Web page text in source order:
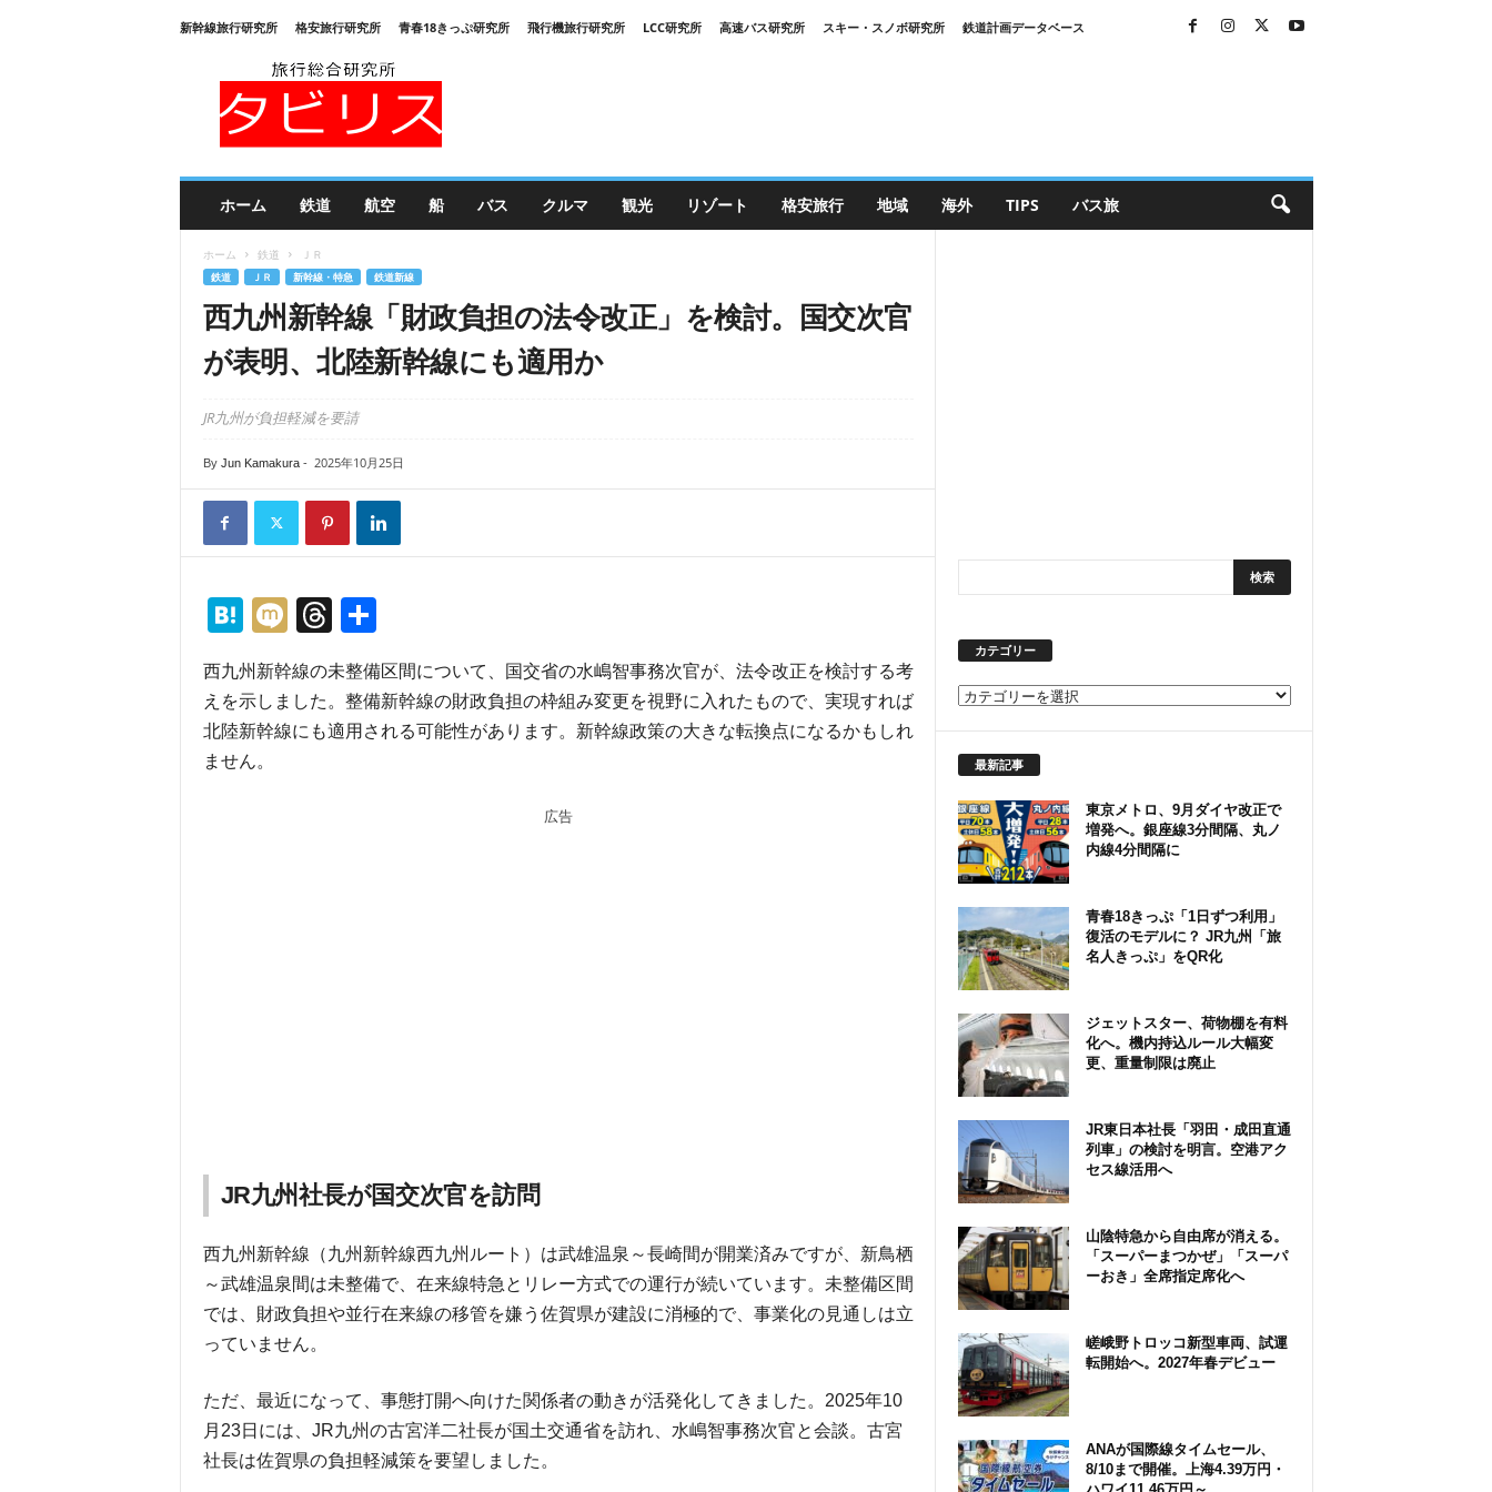
新幹線旅行研究所 格安旅行研究所 青春18きっぷ研究所 飛行機旅行研究所 LCC研究所 高速バス研究所 スキー・スノボ研究所
鉄道計画データベース
ホーム 鉄道 航空 船 バス クルマ 観光 リゾート 格安旅行 地域 海外 TIPS バス旅
ホーム 鉄道 ＪＲ
鉄道 ＪＲ 新幹線・特急 鉄道新線
西九州新幹線「財政負担の法令改正」を検討。国交次官
が表明、北陸新幹線にも適用か
JR九州が負担軽減を要請
By Jun Kamakura- 2025年10月25日
H
e
n
a
M
T
e
a
西九州新幹線の未整備区間について、国交省の水嶋智事務次官が、法令改正を検討する考
えを示しました。整備新幹線の財政負担の枠組み変更を視野に入れたもので、実現すれば
北陸新幹線にも適用される可能性があります。新幹線政策の大きな転換点になるかもしれ
ません。
広告
JR九州社長が国交次官を訪問
西九州新幹線（九州新幹線西九州ルート）は武雄温泉～長崎間が開業済みですが、新鳥栖
～武雄温泉間は未整備で、在来線特急とリレー方式での運行が続いています。未整備区間
では、財政負担や並行在来線の移管を嫌う佐賀県が建設に消極的で、事業化の見通しは立
っていません。
ただ、最近になって、事態打開へ向けた関係者の動きが活発化してきました。2025年10
月23日には、JR九州の古宮洋二社長が国土交通省を訪れ、水嶋智事務次官と会談。古宮
社長は佐賀県の負担軽減策を要望しました。
カテゴリー
カ
最新記事
東京メトロ、9月ダイヤ改正で
増発へ。銀座線3分間隔、丸ノ
内線4分間隔に
青春18きっぷ「1日ずつ利用」
復活のモデルに？ JR九州「旅
名人きっぷ」をQR化
ジェットスター、荷物棚を有料
化へ。機内持込ルール大幅変
更、重量制限は廃止
JR東日本社長「羽田・成田直通
列車」の検討を明言。空港アク
セス線活用へ
山陰特急から自由席が消える。
「スーパーまつかぜ」「スーパ
ーおき」全席指定席化へ
嵯峨野トロッコ新型車両、試運
転開始へ。2027年春デビュー
ANAが国際線タイムセール、
8/10まで開催。上海4.39万円・